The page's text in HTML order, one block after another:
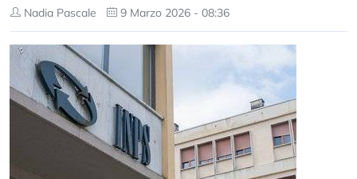
Nadia Pascale 9 Marzo 2026 - 08:36